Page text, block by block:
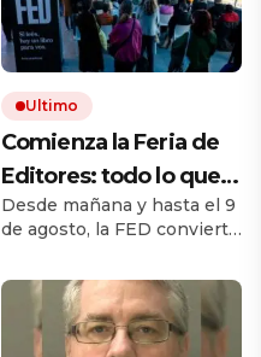
Ultimo
Comienza la Feria de
Editores: todo lo que
hay que saber para
aprovechar la visita
Desde mañana y hasta el 9
de agosto, la FED convierte
punto de encuentro del
libro independiente. La
muestra reúne sellos de la
Argentina y del exterior,